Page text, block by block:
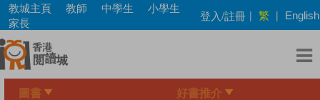
Skip
main
content
教城主頁 教師 中學生
小學生
家長
登入/註冊 | 繁 | English
圖書 好書推介